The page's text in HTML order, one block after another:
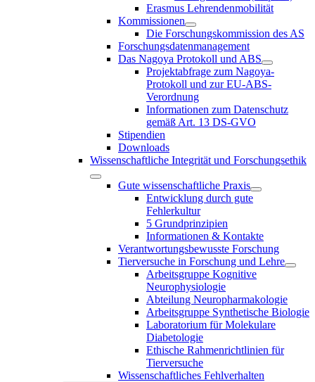
Erasmus Lehrendenmobilität
Kommissionen
Die Forschungskommission des AS
Forschungsdatenmanagement
Das Nagoya Protokoll und ABS
Projektabfrage zum Nagoya-
Protokoll und zur EU-ABS-
Verordnung
Informationen zum Datenschutz
gemäß Art. 13 DS-GVO
Stipendien
Downloads
Wissenschaftliche Integrität und Forschungsethik
Gute wissenschaftliche Praxis
Entwicklung durch gute
Fehlerkultur
5 Grundprinzipien
Informationen & Kontakte
Verantwortungsbewusste Forschung
Tierversuche in Forschung und Lehre
Arbeitsgruppe Kognitive
Neurophysiologie
Abteilung Neuropharmakologie
Arbeitsgruppe Synthetische Biologie
Laboratorium für Molekulare
Diabetologie
Ethische Rahmenrichtlinien für
Tierversuche
Wissenschaftliches Fehlverhalten